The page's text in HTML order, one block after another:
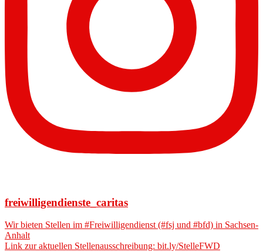
freiwilligendienste_caritas
Wir bieten Stellen im #Freiwilligendienst (#fsj und #bfd) in Sachsen-
Anhalt
Link zur aktuellen Stellenausschreibung: bit.ly/StelleFWD